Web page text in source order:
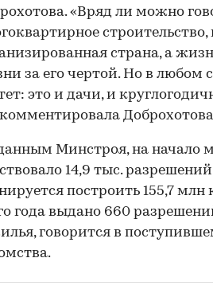
«Вряд ли можно
страна, а
за его чертой. Но в любом
это и дачи, и
Минстроя, на начало
14,9 тыс.
построить 155,7
года выдано 660
говорится в